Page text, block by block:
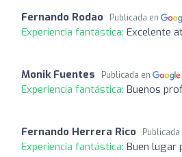
Fernando Rodao Publicada en
Experiencia fantástica: Excelente
Monik Fuentes Publicada en
Experiencia fantástica: Buenos
Fernando Herrera Rico Publicada
Experiencia fantástica: Buen lugar